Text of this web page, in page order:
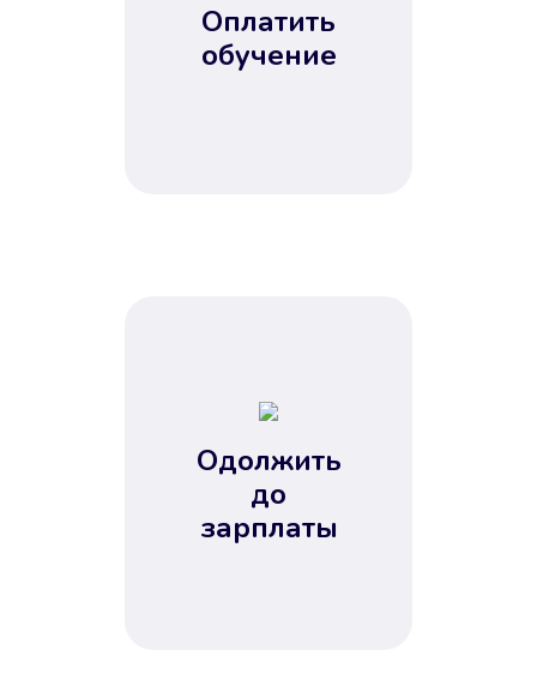
Оплатить
обучение
Одолжить
до
зарплаты